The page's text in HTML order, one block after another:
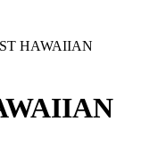
HAWAIIAN